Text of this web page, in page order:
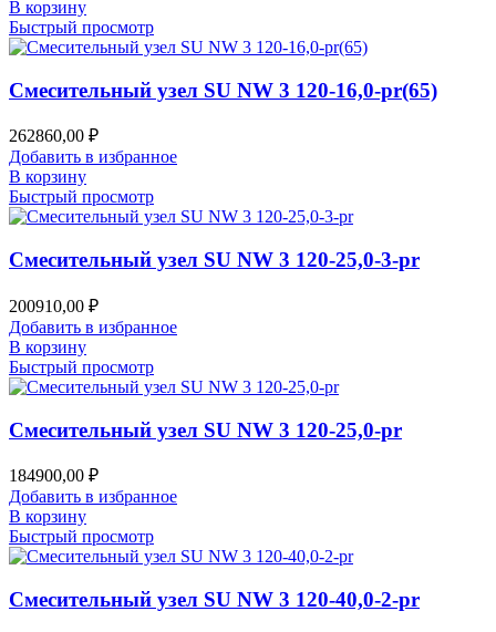
В корзину
Быстрый просмотр
Смесительный узел SU NW 3 120-16,0-pr(65)
262860,00 ₽
Добавить в избранное
В корзину
Быстрый просмотр
Смесительный узел SU NW 3 120-25,0-3-pr
200910,00 ₽
Добавить в избранное
В корзину
Быстрый просмотр
Смесительный узел SU NW 3 120-25,0-pr
184900,00 ₽
Добавить в избранное
В корзину
Быстрый просмотр
Смесительный узел SU NW 3 120-40,0-2-pr